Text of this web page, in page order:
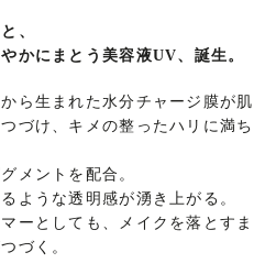
、
かにまとう美容液UV、誕生。
ら生まれた水分チャージ膜が肌
づけ、キメの整ったハリに満ち
メントを配合。
ような透明感が湧き上がる。
ーとしても、メイクを落とすま
づく。